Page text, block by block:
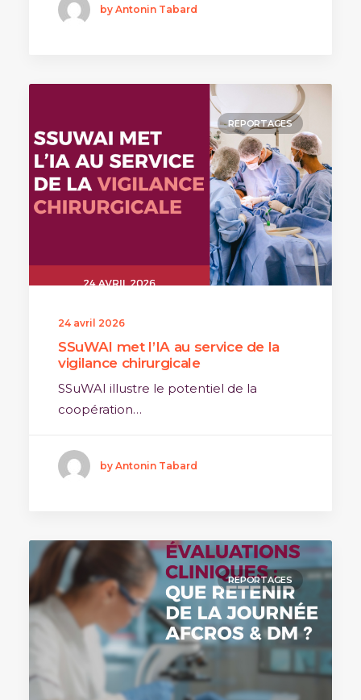
by Antonin Tabard
REPORTAGES
24 avril 2026
SSuWAI met l’IA au service de la
vigilance chirurgicale
SSuWAI illustre le potentiel de la
coopération…
by Antonin Tabard
REPORTAGES